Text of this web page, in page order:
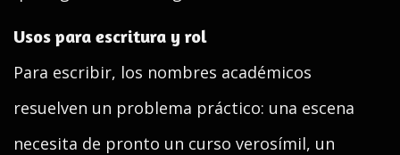
Usos para escritura y rol
Para escribir, los nombres académicos
resuelven un problema práctico: una escena
necesita de pronto un curso verosímil, un